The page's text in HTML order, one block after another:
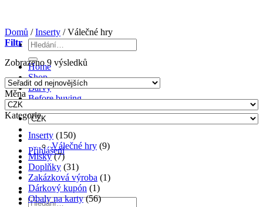
Hledat:
Home
Shop
Barvy
Before buying
Přihlášení
Hledat:
Domů / Inserty /Válečné hry
Filtr
Zobrazeno 9 výsledků
nejnovějších
Měna
Kategorie
Inserty (150)
Válečné hry (9)
Misky (7)
Doplňky (31)
Zakázková výroba (1)
Dárkový kupón (1)
Obaly na karty (56)